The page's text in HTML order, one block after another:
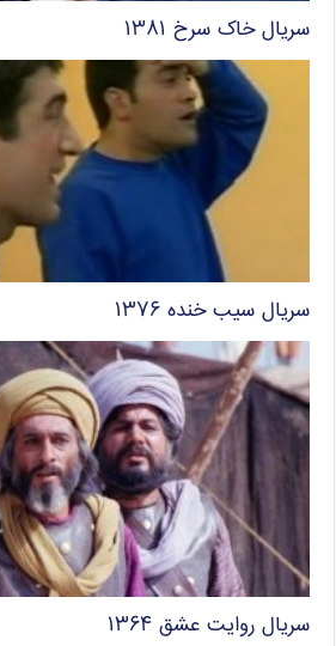
سریال خاک سرخ ۱۳۸۱
سریال سیب خنده ۱۳۷۶
سریال روایت عشق ۱۳۶۴